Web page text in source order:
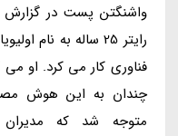
واشنگتن پست در
رایتر 25 ساله به نام
چندان به این هوش
متوجه شد که مدیران